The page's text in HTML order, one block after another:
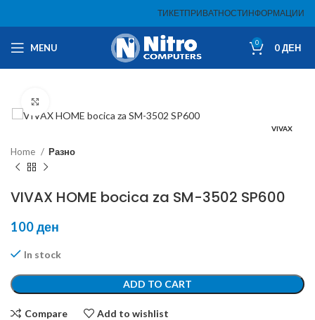
ТИКЕТПРИВАТНОСТИНФОРМАЦИИ
MENU 0 0ДЕН
VIVAX
Home Разно
VIVAX HOME bocica za SM-3502 SP600
100ден
In stock
ADD TO CART
Compare Add to wishlist